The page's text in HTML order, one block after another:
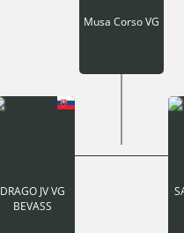
Musa Corso VG
DRAGO JV VG
BEVASS